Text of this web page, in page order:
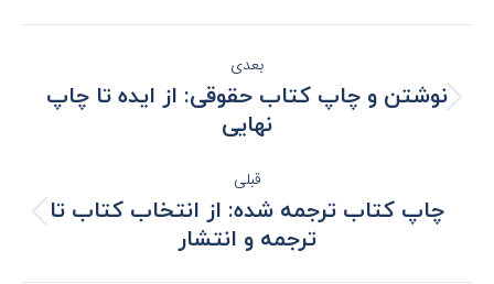
قبلی
چاپ کتاب ترجمه شده: از انتخاب کتاب تا
ترجمه و انتشار
بعدی
نوشتن و چاپ کتاب حقوقی: از ایده تا چاپ
نهایی